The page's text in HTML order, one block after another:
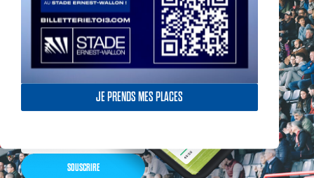
JE PRENDS MES PLACES
Actualités, nouveautés,
billetterie, remises
exceptionnelles dans la
boutique officielles & chez
nos partenaires… Inscrivez-
SOUSCRIRE